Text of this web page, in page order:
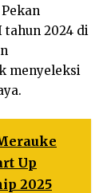
tahun 2024 di
menyeleksi
Up
2025